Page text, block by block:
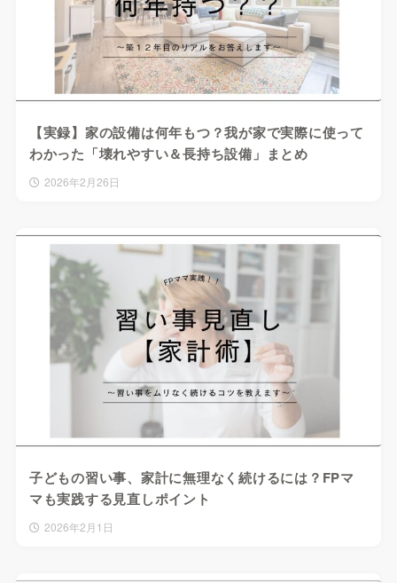
【実録】家の設備は何年もつ？我が家で実際に使って
わかった「壊れやすい＆長持ち設備」まとめ
2026年2月26日
子どもの習い事、家計に無理なく続けるには？FPマ
マも実践する見直しポイント
2026年2月1日